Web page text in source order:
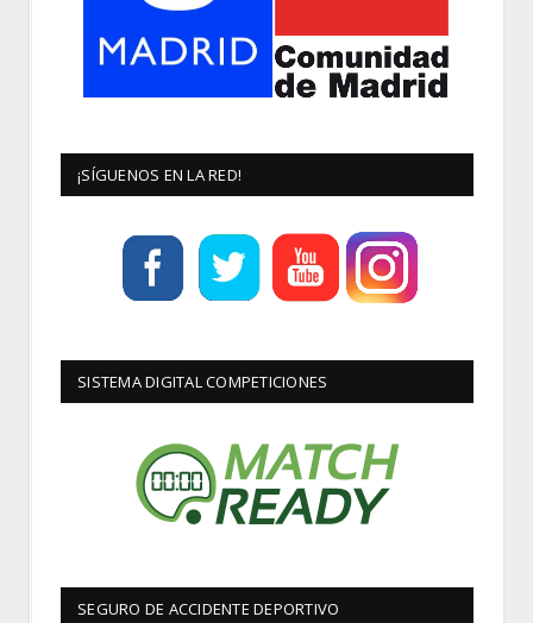
¡SÍGUENOS EN LA RED!
SISTEMA DIGITAL COMPETICIONES
SEGURO DE ACCIDENTE DEPORTIVO